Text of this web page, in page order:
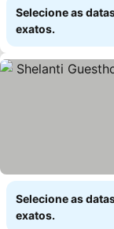
Selecione as
exatos.
Selecione as
exatos.